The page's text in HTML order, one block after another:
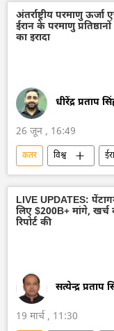
अंतर्राष्ट्रीय परमाणु
ईरान के परमाणु
का इरादा
धीरेंद्र प्रताप
26 जून , 16:49
कतर विश्व
अमेरिका-इजराइल-ईरान युद्ध
परमाणु संयंत्र
अंतर्राष्ट्रीय परमाणु ऊर्जा
LIVE UPDATES:
लिए $200B+ मांगे, खर्च
रिपोर्ट की
सत्येन्द्र प्रताप
19 मार्च , 11:30